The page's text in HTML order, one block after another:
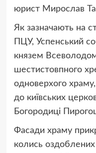
юрист Мирослав
Як зазначають на
ПЦУ, Успенський
князем
шестистовпного
одноверхого
до київських
Богородиці
Фасади храму
колись